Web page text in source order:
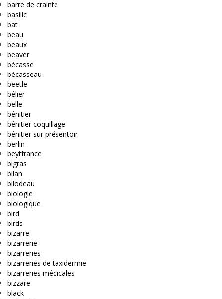
barre de crainte
basilic
bat
beau
beaux
beaver
bécasse
bécasseau
beetle
bélier
belle
bénitier
bénitier coquillage
bénitier sur présentoir
berlin
beytfrance
bigras
bilan
bilodeau
biologie
biologique
bird
birds
bizarre
bizarrerie
bizarreries
bizarreries de taxidermie
bizarreries médicales
bizzare
black